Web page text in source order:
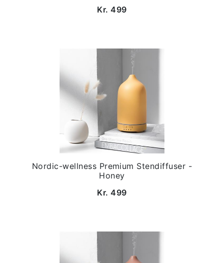
Kr. 499
Nordic-wellness Premium Stendiffuser -
Honey
Kr. 499